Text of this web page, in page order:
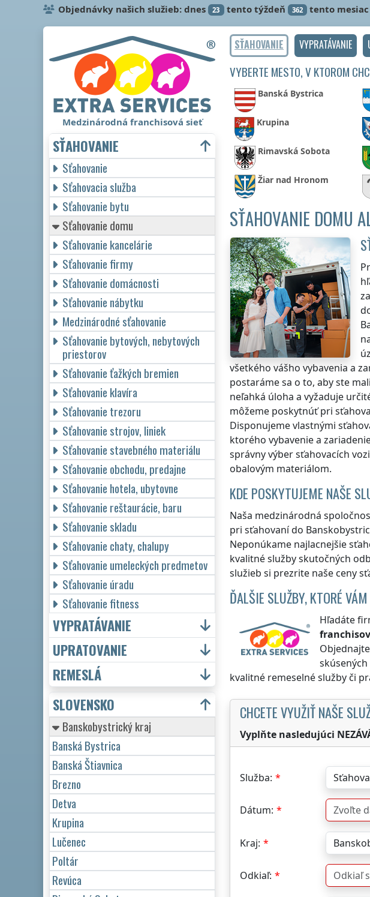
Objednávky našich služieb: dnes 23 tento týždeň 362 tento mesiac
SŤAHOVANIE VYPRATÁVANIE
VYBERTE MESTO, V KTOROM
Banská Bystrica
Krupina
Rimavská Sobota
Žiar nad Hronom
SŤAHOVANIE DOMU
všetkého vášho vybavenia a
postaráme sa o to, aby ste
neľahká úloha a vyžaduje
môžeme poskytnúť pri
Disponujeme vlastnými
ktorého vybavenie a
správny výber sťahovacích
obalovým materiálom.
KDE POSKYTUJEME NAŠE
Naša medzinárodná
pri sťahovanído
Neponúkame najlacnejšie
kvalitné služby skutočných
služieb si prezrite naše ceny
ĎALŠIE SLUŽBY, KTORÉ
Hľadáte
kvalitné remeselné služby či
CHCETE VYUŽIŤ NAŠE
Vyplňte nasledujúci
Služba:
Dátum:
Kraj:
Odkiaľ:
Medzinárodná franchisová sieť
SŤAHOVANIE
Sťahovanie
Sťahovacia služba
Sťahovanie bytu
Sťahovanie domu
Sťahovanie kancelárie
Sťahovanie firmy
Sťahovanie domácnosti
Sťahovanie nábytku
Medzinárodné sťahovanie
Sťahovanie bytových, nebytových
priestorov
Sťahovanie ťažkých bremien
Sťahovanie klavíra
Sťahovanie trezoru
Sťahovanie strojov, liniek
Sťahovanie stavebného materiálu
Sťahovanie obchodu, predajne
Sťahovanie hotela, ubytovne
Sťahovanie reštaurácie, baru
Sťahovanie skladu
Sťahovanie chaty, chalupy
Sťahovanie umeleckých predmetov
Sťahovanie úradu
Sťahovanie fitness
VYPRATÁVANIE
UPRATOVANIE
REMESLÁ
SLOVENSKO
Banskobystrický kraj
Banská Bystrica
Banská Štiavnica
Brezno
Detva
Krupina
Lučenec
Poltár
Revúca